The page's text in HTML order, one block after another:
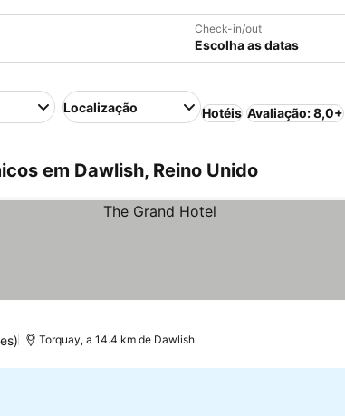
Check-in/out
Escolha as datas
Localização Hotéis Avaliação: 8,0+
em Dawlish, Reino Unido
Torquay, a 14.4 km de Dawlish